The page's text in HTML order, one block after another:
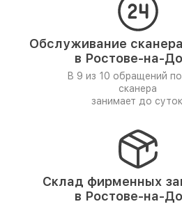
Обслуживание
в Ростове-на-
В 9 из 10 обращений
сканера
занимает до
Склад фирменных
в Ростове-на-